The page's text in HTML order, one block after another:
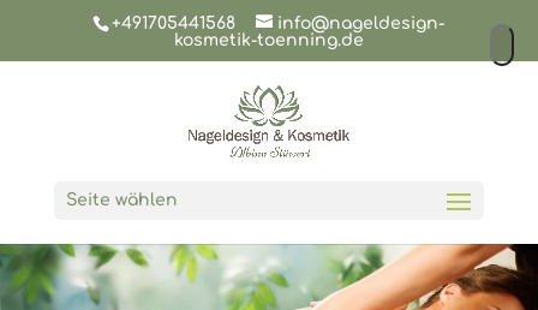
+491705441568
info@nageldesign-
kosmetik-toenning.de
Seite wählen